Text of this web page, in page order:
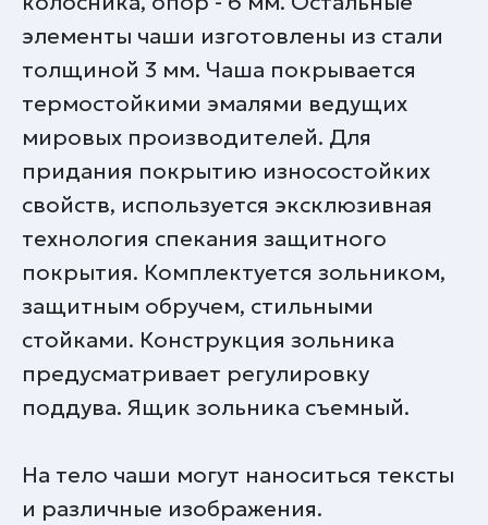
элементы чаши изготовлены из стали
толщиной 3 мм. Чаша покрывается
термостойкими эмалями ведущих
мировых производителей. Для
придания покрытию износостойких
свойств, используется эксклюзивная
технология спекания защитного
покрытия. Комплектуется зольником,
защитным обручем, стильными
стойками. Конструкция зольника
предусматривает регулировку
поддува. Ящик зольника съемный.
На тело чаши могут наноситься тексты
и различные изображения.